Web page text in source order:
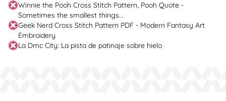
Winnie the Pooh Cross Stitch Pattern, Pooh Quote -
Sometimes the smallest things...
Geek Nerd Cross Stitch Pattern PDF - Modern Fantasy Art
Embroidery
La Dmc City: La pista de patinaje sobre hielo